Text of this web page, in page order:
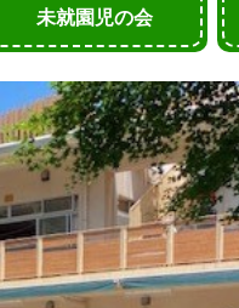
未就園児の会